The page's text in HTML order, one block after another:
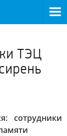
ТЭЦ
сотрудники